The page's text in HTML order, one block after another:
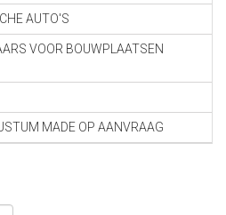
AUTO'S
VOOR BOUWPLAATSEN
MADE OP AANVRAAG